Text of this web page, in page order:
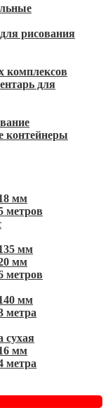
рисования
комплексов
для
контейнеры
мм
метров
мм
мм
метров
мм
метра
сухая
мм
метра